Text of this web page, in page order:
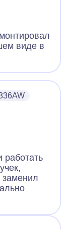
виде в
работать
заменил